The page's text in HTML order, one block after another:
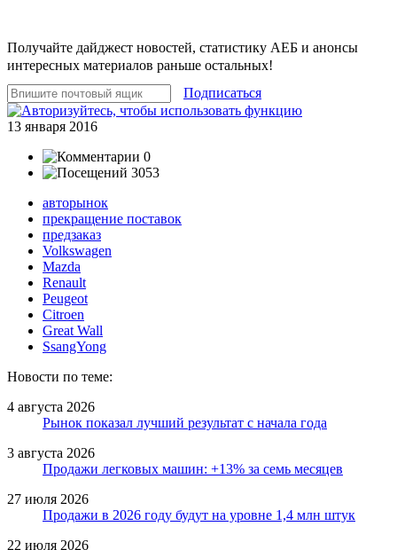
Получайте дайджест новостей, статистику АЕБ и анонсы
интересных материалов раньше остальных!
Подписаться
13 января 2016
0
3053
авторынок
прекращение поставок
предзаказ
Volkswagen
Mazda
Renault
Peugeot
Citroen
Great Wall
SsangYong
Новости по теме:
4 августа 2026
Рынок показал лучший результат с начала года
3 августа 2026
Продажи легковых машин: +13% за семь месяцев
27 июля 2026
Продажи в 2026 году будут на уровне 1,4 млн штук
22 июля 2026